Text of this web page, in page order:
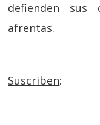
defienden sus
afrentas.
Suscriben: